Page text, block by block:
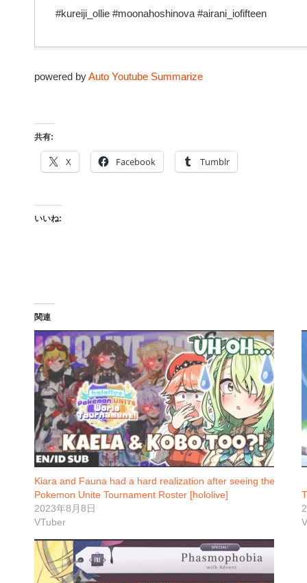
#kureiji_ollie #moonahoshinova #airani_iofifteen
powered byAuto Youtube Summarize
共有:
X Facebook Tumblr
いいね:
関連
Kiara and Fauna had a hard realization after seeing the
Pokemon Unite Tournament Roster [hololive]
2023年8月8日
VTuber